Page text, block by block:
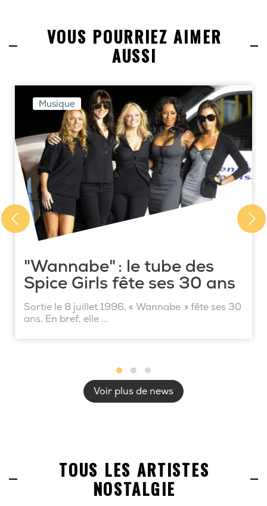
VOUS POURRIEZ AIMER
AUSSI
Musique
"Wannabe" : le tube des
Spice Girls fête ses 30 ans
Sortie le 8 juillet 1996, « Wannabe » fête ses 30
ans. En bref, elle ...
Voir plus de news
TOUS LES ARTISTES
NOSTALGIE